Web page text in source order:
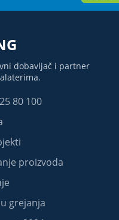
dobavljač i partner
80 100
proizvoda
grejanja